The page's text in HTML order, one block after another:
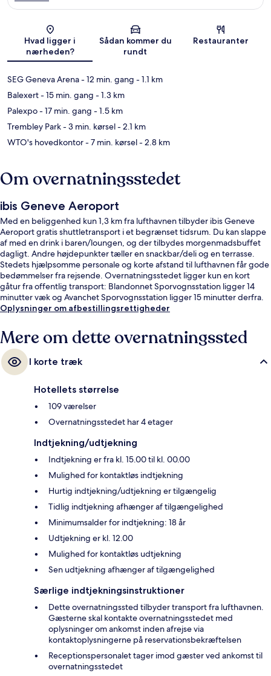
Kort
Hvad ligger i
nærheden?
Sådan kommer du
rundt
Restauranter
SEG Geneva Arena- 12 min. gang - 1.1 km
Balexert- 15 min. gang - 1.3 km
Palexpo- 17 min. gang - 1.5 km
Trembley Park- 3 min. kørsel- 2.1 km
WTO's hovedkontor- 7 min. kørsel- 2.8 km
Om overnatningsstedet
ibis Geneve Aeroport
Med en beliggenhed kun 1,3 km fra lufthavnen tilbyder ibis Geneve
Aeroport gratis shuttletransport i et begrænset tidsrum. Du kan slappe
af med en drink i baren/loungen, og der tilbydes morgenmadsbuffet
dagligt. Andre højdepunkter tæller en snackbar/deli og en terrasse.
Stedets hjælpsomme personale og korte afstand til lufthavnen får gode
bedømmelser fra rejsende. Overnatningsstedet ligger kun en kort
gåtur fra offentlig transport: Blandonnet Sporvognsstation ligger 14
minutter væk og Avanchet Sporvognsstation ligger 15 minutter derfra.
Oplysninger om afbestillingsrettigheder
Mere om dette overnatningssted
I korte træk
Hotellets størrelse
109 værelser
Overnatningsstedet har 4 etager
Indtjekning/udtjekning
Indtjekning er fra kl. 15.00 til kl. 00.00
Mulighed for kontaktløs indtjekning
Hurtig indtjekning/udtjekning er tilgængelig
Tidlig indtjekning afhænger af tilgængelighed
Minimumsalder for indtjekning: 18 år
Udtjekning er kl. 12.00
Mulighed for kontaktløs udtjekning
Sen udtjekning afhænger af tilgængelighed
Særlige indtjekningsinstruktioner
Dette overnatningssted tilbyder transport fra lufthavnen.
Gæsterne skal kontakte overnatningsstedet med
oplysninger om ankomst inden afrejse via
kontaktoplysningerne på reservationsbekræftelsen
Receptionspersonalet tager imod gæster ved ankomst til
overnatningsstedet